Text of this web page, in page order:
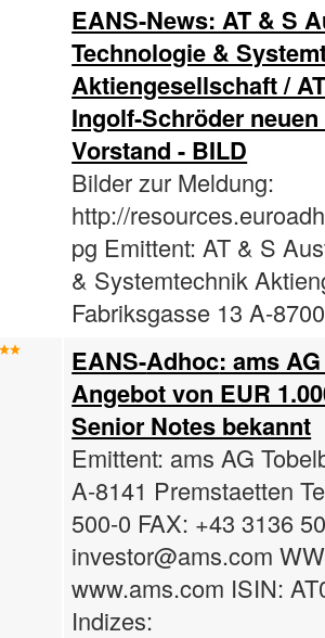
EANS-News: AT & S
Technologie &
Aktiengesellschaft /
Ingolf-Schröder
Vorstand - BILD
Bilder zur Meldung:
http://
pg Emittent: AT & S
& Systemtechnik
Fabriksgasse 13 A-
EANS-Adhoc: ams
Angebot von EUR
Senior Notes bekannt
Emittent: ams AG
A-8141 Premstaetten
500-0 FAX: +43 3136
investor@ams.com
www.ams.com ISIN:
Indizes: